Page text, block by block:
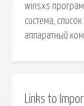
winsxs
сиcтема,
аппаратный
Links to